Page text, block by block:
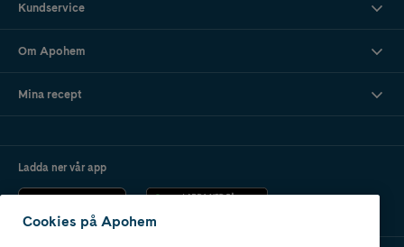
Kundservice
Om Apohem
Mina recept
Ladda ner vår app
Cookies på Apohem